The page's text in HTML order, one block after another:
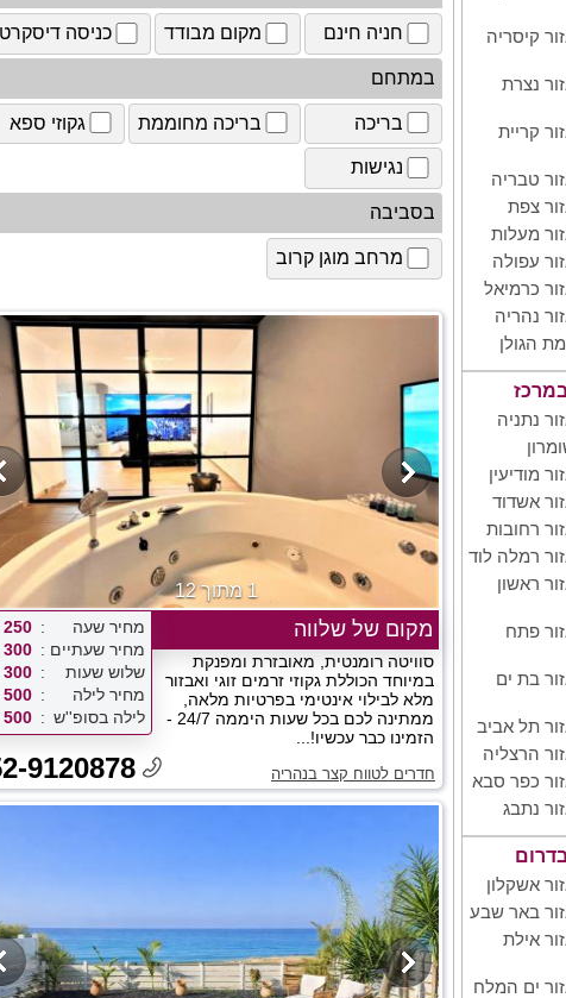
קיסריה
נצרת
קריית
טבריה
צפת
מעלות
עפולה
כרמיאל
נהריה
הגולן
נתניה
מודיעין
אשדוד
רחובות
רמלה לוד
ראשון
פתח
בת ים
תל אביב
הרצליה
כפר סבא
נתבג
אשקלון
באר שבע
אילת
ים המלח
חניה חינם מקום מבודד כניסה
במתחם
בריכה בריכה מחוממת גקוזי ספא
נגישות
בסביבה
מרחב מוגן קרוב
1 מתוך 12
מקום של שלווה
סוויטה רומנטית, מאובזרת ומפנקת
במיוחד הכוללת גקוזי זרמים זוגי ואבזור
מלא לבילוי אינטימי בפרטיות מלאה,
ממתינה לכם בכל שעות היממה 24/7 -
הזמינו כבר עכשיו!...
חדרים לטווח קצר בנהריה
מחיר שעה
250 ₪
מחיר שעתיים
300 ₪
שלוש שעות
300 ₪
מחיר לילה
500 ₪
לילה בסופ''ש
500 ₪
9120878